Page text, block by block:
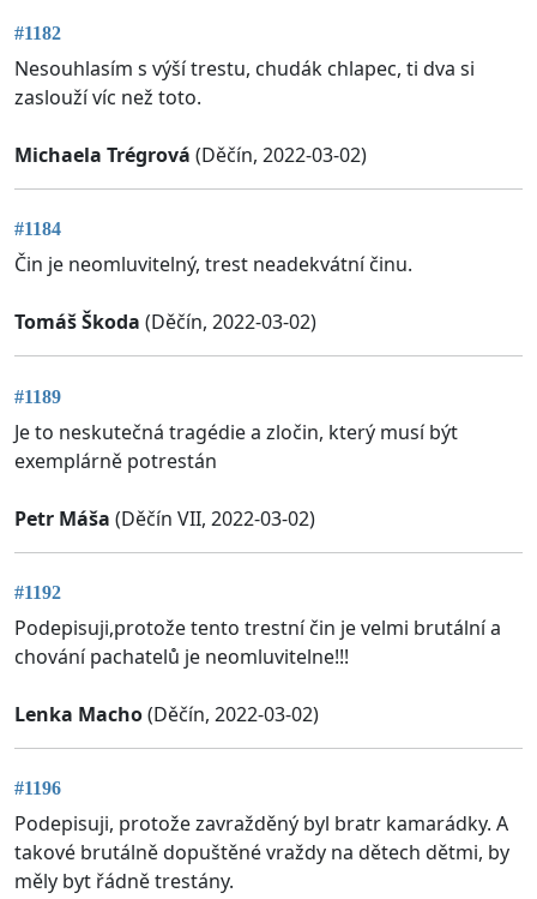
#1182
Nesouhlasím s výší trestu, chudák chlapec, ti dva si
zaslouží víc než toto.
Michaela Trégrová (Děčín, 2022-03-02)
#1184
Čin je neomluvitelný, trest neadekvátní činu.
Tomáš Škoda (Děčín, 2022-03-02)
#1189
Je to neskutečná tragédie a zločin, který musí být
exemplárně potrestán
Petr Máša (Děčín VII, 2022-03-02)
#1192
Podepisuji,protože tento trestní čin je velmi brutální a
chování pachatelů je neomluvitelne!!!
Lenka Macho(Děčín, 2022-03-02)
#1196
Podepisuji, protože zavražděný byl bratr kamarádky. A
takové brutálně dopuštěné vraždy na dětech dětmi, by
měly byt řádně trestány.